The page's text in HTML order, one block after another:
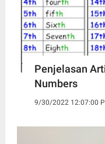
Penjelasan
Numbers
9/30/2022 12:07:00